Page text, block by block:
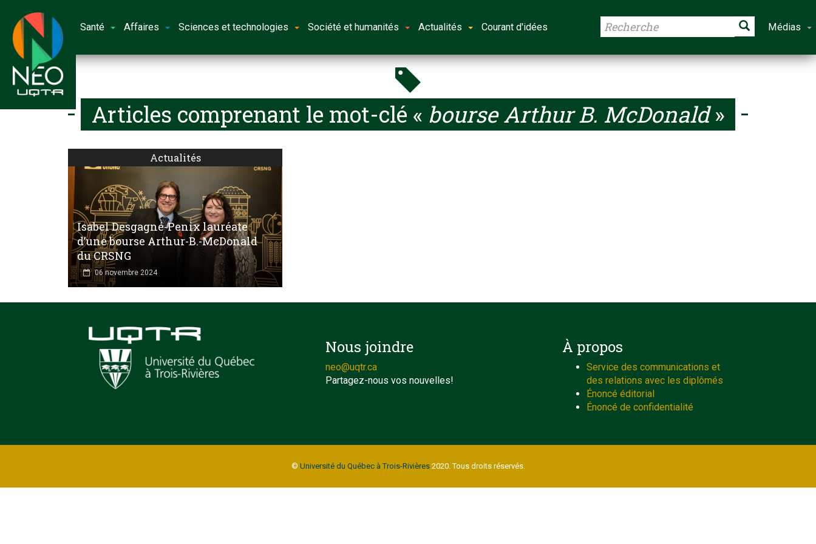
Santé Affaires Sciences et technologies Société et humanités Actualités Courant d'idées Médias
Articles comprenant le mot-clé « bourse Arthur B. McDonald»
Actualités
Isabel Desgagné-Penix lauréate
d’une bourse Arthur-B.-McDonald
du CRSNG
06 novembre 2024
Nous joindre
neo@uqtr.ca
Partagez-nous vos nouvelles!
À propos
Service des communications et
des relations avec les diplômés
Énoncé éditorial
Énoncé de confidentialité
© Université du Québec à Trois-Rivières2020. Tous droits réservés.